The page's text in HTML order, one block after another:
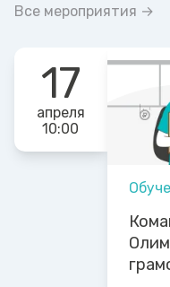
Все мероприятия →
17
апреля
10:00